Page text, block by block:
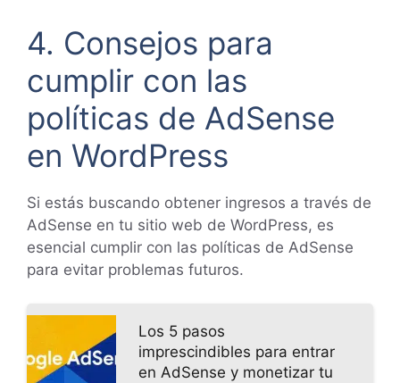
4. Consejos para
cumplir con las
políticas de AdSense
en WordPress
Si estás buscando obtener ingresos a través de
AdSense en tu sitio web de WordPress, es
esencial cumplir con las políticas de AdSense
para evitar problemas futuros.
Los 5 pasos
imprescindibles para entrar
en AdSense y monetizar tu